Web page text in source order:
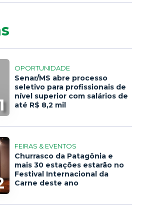
OPORTUNIDADE
Senar/MS abre processo
seletivo para profissionais de
nível superior com salários de
até R$ 8,2 mil
FEIRAS & EVENTOS
Churrasco da Patagônia e
mais 30 estações estarão no
Festival Internacional da
Carne deste ano